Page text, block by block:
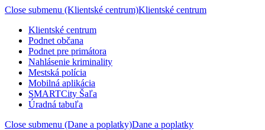
Close submenu (Klientské centrum)Klientské centrum
Klientské centrum
Podnet občana
Podnet pre primátora
Nahlásenie kriminality
Mestská polícia
Mobilná aplikácia
SMARTCity Šaľa
Úradná tabuľa
Close submenu (Dane a poplatky)Dane a poplatky